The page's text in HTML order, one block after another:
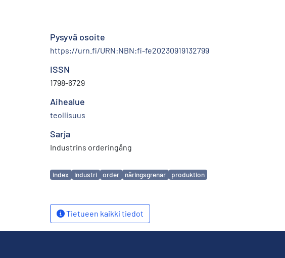
Pysyvä osoite
https://urn.fi/URN:NBN:fi-fe20230919132799
ISSN
1798-6729
Aihealue
teollisuus
Sarja
Industrins orderingång
Avainsanat
index industri order näringsgrenar produktion
Tietueen kaikki tiedot